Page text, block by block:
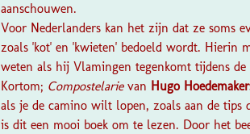
aanschouwen.
Voor Nederlanders kan het zijn dat ze soms
zoals 'kot' en 'kwieten' bedoeld wordt. Hierin
weten als hij Vlamingen tegenkomt tijdens de
Kortom; Compostelarie van Hugo
als je de camino wilt lopen, zoals aan de
is dit een mooi boek om te lezen. Door het